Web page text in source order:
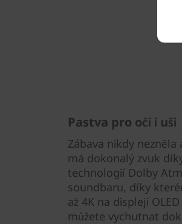
Pastva pro oči i uši
Zábava nikdy nezněla
má dokonalý zvuk
technologií Dolby
soundbaru, díky
až 4K na displeji
můžete vychutnat